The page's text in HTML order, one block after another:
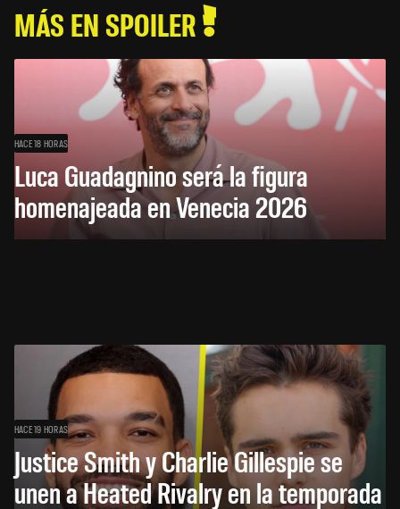
MÁS EN SPOILER
HACE 18 HORAS
Luca Guadagnino será la figura
homenajeada en Venecia 2026
HACE 19 HORAS
Justice Smith y Charlie Gillespie se
unen a Heated Rivalry en la temporada